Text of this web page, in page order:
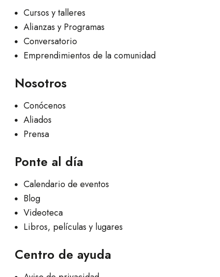
Cursos y talleres
Alianzas y Programas
Conversatorio
Emprendimientos de la comunidad
Nosotros
Conócenos
Aliados
Prensa
Ponte al día
Calendario de eventos
Blog
Videoteca
Libros, películas y lugares
Centro de ayuda